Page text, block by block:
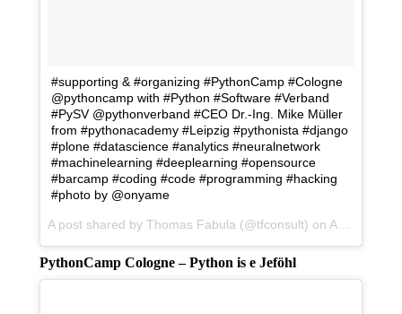
#supporting & #organizing #PythonCamp #Cologne
@pythoncamp with #Python #Software #Verband
#PySV @pythonverband #CEO Dr.-Ing. Mike Müller
from #pythonacademy #Leipzig #pythonista #django
#plone #datascience #analytics #neuralnetwork
#machinelearning #deeplearning #opensource
#barcamp #coding #code #programming #hacking
#photo by @onyame
A post shared by Thomas Fabula (@tfconsult) on Apr 10, 2017 at 7:15am PDT
PythonCamp Cologne – Python is e Jeföhl